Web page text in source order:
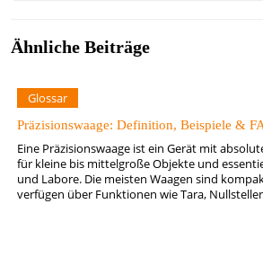
Ähnliche Beiträge
Glossar
Präzisionswaage: Definition, Beispiele &
Eine Präzisionswaage ist ein Gerät mit
für kleine bis mittelgroße Objekte und
und Labore. Die meisten Waagen sind
verfügen über Funktionen wie Tara,